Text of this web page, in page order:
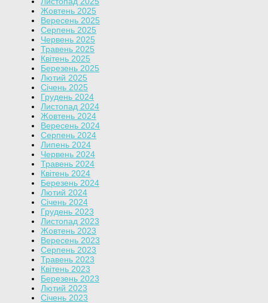
Жовтень 2025
Вересень 2025
Серпень 2025
Червень 2025
Травень 2025
Квітень 2025
Березень 2025
Лютий 2025
Січень 2025
Грудень 2024
Листопад 2024
Жовтень 2024
Вересень 2024
Серпень 2024
Липень 2024
Червень 2024
Травень 2024
Квітень 2024
Березень 2024
Лютий 2024
Січень 2024
Грудень 2023
Листопад 2023
Жовтень 2023
Вересень 2023
Серпень 2023
Травень 2023
Квітень 2023
Березень 2023
Лютий 2023
Січень 2023